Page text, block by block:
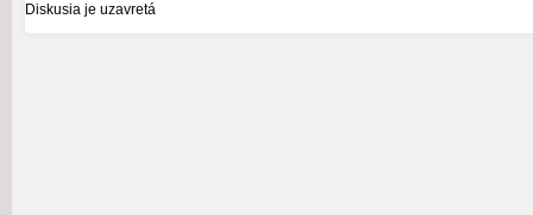
Diskusia je uzavretá